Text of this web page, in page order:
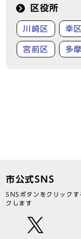
区役所
川崎区 幸区
宮前区 多
市公式SNS
SNSボタンをクリック
クします